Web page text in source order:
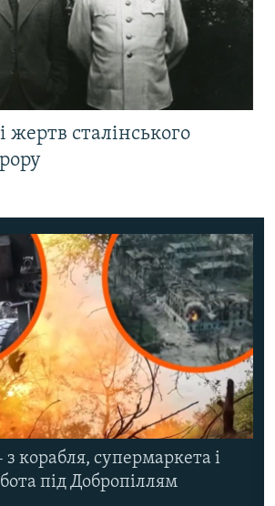
жертв сталінського
корабля, супермаркета і
під Добропіллям